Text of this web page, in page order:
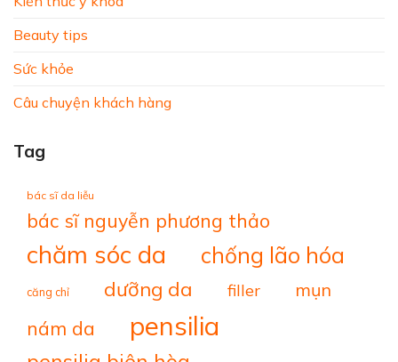
Beauty tips
Sức khỏe
Câu chuyện khách hàng
Tag
bác sĩ da liễu
bác sĩ nguyễn phương thảo
chăm sóc da chống lão hóa
căng chỉ dưỡng da filler mụn
nám da pensilia